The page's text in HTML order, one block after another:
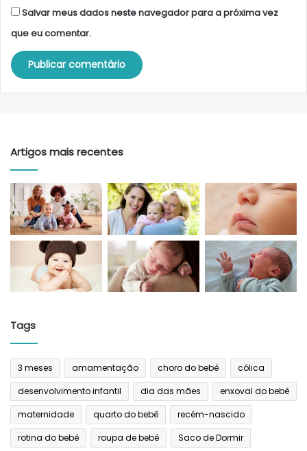
Salvar meus dados neste navegador para a próxima vez
que eu comentar.
Artigos mais recentes
Tags
3 meses amamentação choro do bebê
cólica
desenvolvimento infantil
dia das mães
enxoval do bebê
maternidade
quarto do bebê
recém-nascido
rotina do bebê
roupa de bebê
Saco de Dormir